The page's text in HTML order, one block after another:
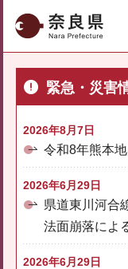
奈良県
緊急・災害
2026年8月7日
令和8年熊本
2026年6月29日
県道東川河合
法面崩落によ
2026年6月29日